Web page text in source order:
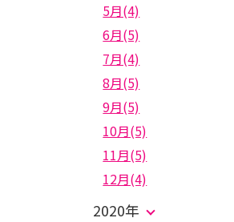
5月(4)
6月(5)
7月(4)
8月(5)
9月(5)
10月(5)
11月(5)
12月(4)
2020年